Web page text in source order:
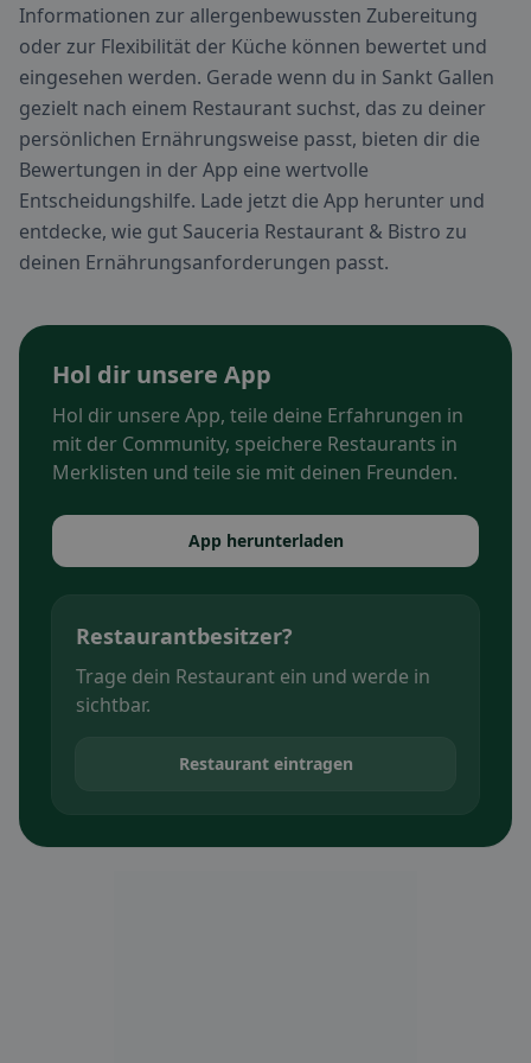
Informationen zur allergenbewussten Zubereitung
oder zur Flexibilität der Küche können bewertet und
eingesehen werden. Gerade wenn du in Sankt Gallen
gezielt nach einem Restaurant suchst, das zu deiner
persönlichen Ernährungsweise passt, bieten dir die
Bewertungen in der App eine wertvolle
Entscheidungshilfe. Lade jetzt die App herunter und
entdecke, wie gut Sauceria Restaurant & Bistro zu
deinen Ernährungsanforderungen passt.
Hol dir unsere App
Hol dir unsere App, teile deine Erfahrungen in
mit der Community, speichere Restaurants in
Merklisten und teile sie mit deinen Freunden.
App herunterladen
Restaurantbesitzer?
Trage dein Restaurant ein und werde in
sichtbar.
Restaurant eintragen